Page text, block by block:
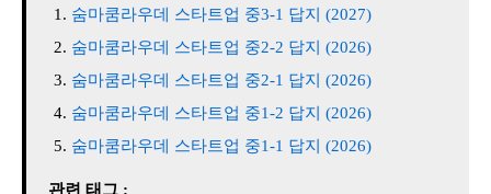
숨마쿰라우데 스타트업 중3-1 답지 (2027)
숨마쿰라우데 스타트업 중2-2 답지 (2026)
숨마쿰라우데 스타트업 중2-1 답지 (2026)
숨마쿰라우데 스타트업 중1-2 답지 (2026)
숨마쿰라우데 스타트업 중1-1 답지 (2026)
관련 태그 :